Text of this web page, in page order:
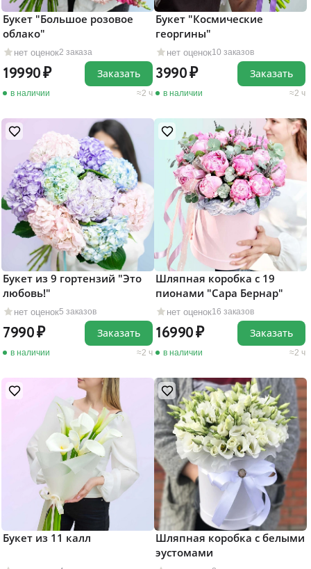
нет оценок2 заказа
Букет "Большое розовое
облако"
19990
в наличии 2 ч
Заказать
нет оценок10 заказов
Букет "Космические
георгины"
3990
в наличии 2 ч
Заказать
нет оценок5 заказов
Букет из 9 гортензий "Это
любовь!"
7990
в наличии 2 ч
Заказать
нет оценок16 заказов
Шляпная коробка с 19
пионами "Сара Бернар"
16990
в наличии 2 ч
Заказать
Букет из 11 калл
Шляпная коробка с белыми
эустомами